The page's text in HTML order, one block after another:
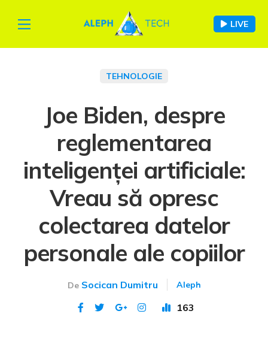
LIVE
TEHNOLOGIE
Joe Biden, despre
reglementarea
inteligenței artificiale:
Vreau să opresc
colectarea datelor
personale ale copiilor
De Socican Dumitru Aleph
163